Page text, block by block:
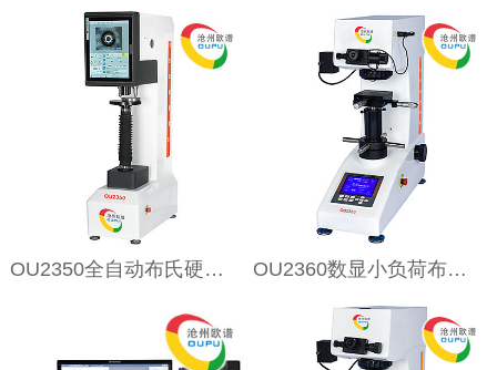
OU2350全自动布氏硬度计 OU2360数显小负荷布氏硬度计